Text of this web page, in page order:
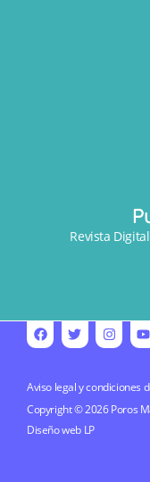
Revista
Aviso legal y condiciones
Copyright © 2026 Poros
Diseño web LP